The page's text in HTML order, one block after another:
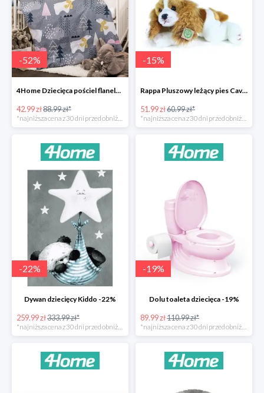
-52%
4Home Dziecięca pościel flanelowa do łóżeczka Nordic Bear -52%
42.99 zł88.99 zł*
-15%
Rappa Pluszowy leżący pies Cavalier King Charles Spaniel -15%
51.99 zł60.99 zł*
-22%
Dywan dziecięcy Kiddo -22%
259.99 zł333.99 zł*
*najniższa cena z 30 dni przed obniżką
-19%
Dolu toaleta dziecięca -19%
89.99 zł110.99 zł*
*najniższa cena z 30 dni przed obniżką